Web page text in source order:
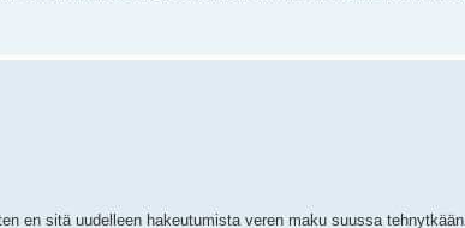
en sitä uudelleen hakeutumista veren maku suussa tehnytkään.